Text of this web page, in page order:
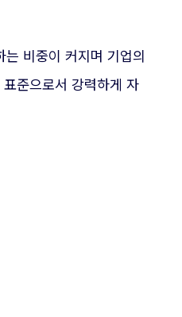
비중이 커지며 기업의
준으로서 강력하게 자